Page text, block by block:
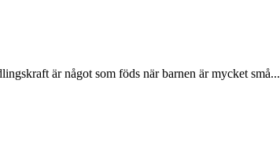
är något som föds när barnen är mycket små...